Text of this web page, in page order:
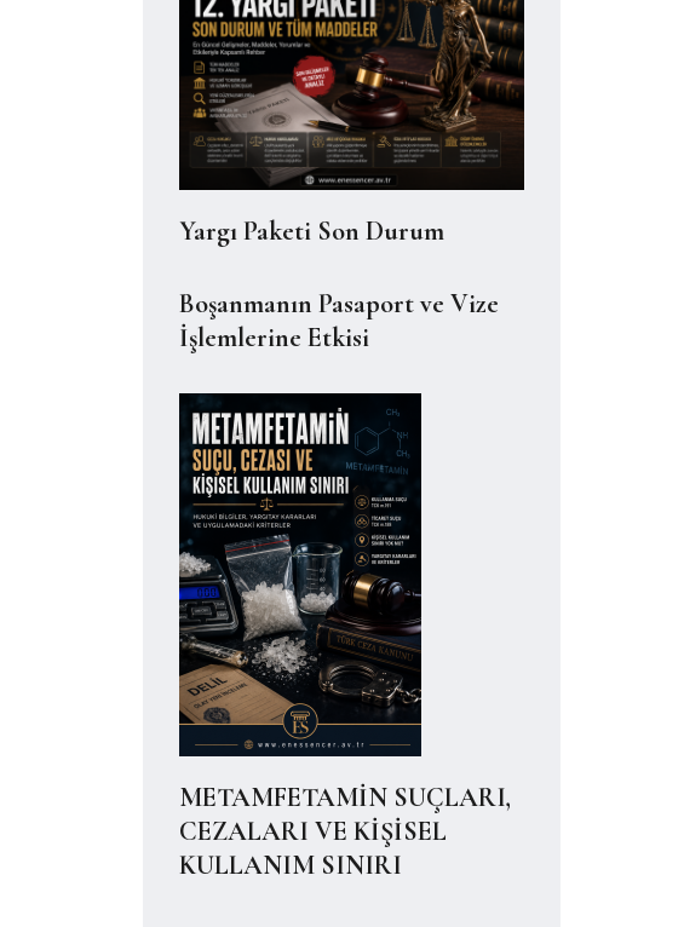
Yargı Paketi Son Durum
Boşanmanın Pasaport ve Vize
İşlemlerine Etkisi
METAMFETAMİN SUÇLARI,
CEZALARI VE KİŞİSEL
KULLANIM SINIRI